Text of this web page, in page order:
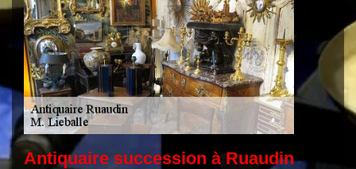
Antiquaire succession à Ruaudin